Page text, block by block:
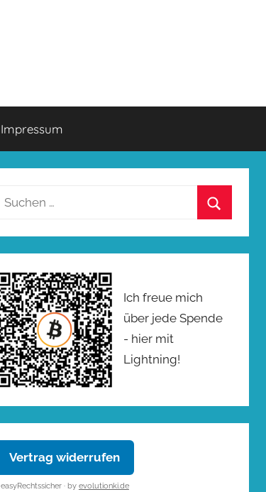
Impressum
Suchen
Ich freue mich
über jede Spende
- hier mit
Lightning!
Vertrag widerrufen
easyRechtssicher · by evolutionki.de